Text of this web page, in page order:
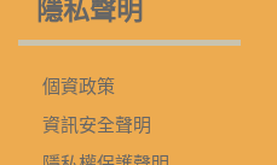
隱私聲明
個資政策
資訊安全聲明